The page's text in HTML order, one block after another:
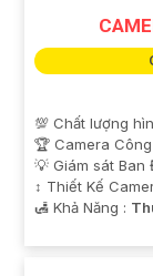
💯 Chất lượng
🏆 Camera
💡 Giám sát Ban
↕️ Thiết Kế
️🛃 Khả Năng :